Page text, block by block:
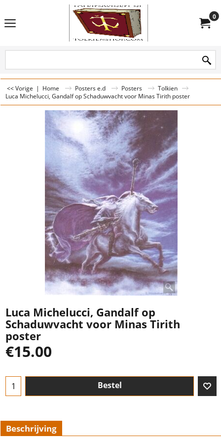
0
<< Vorige | Home Posters e.d Posters
Tolkien
Luca Michelucci, Gandalf op Schaduwvacht voor Minas Tirith poster
Luca Michelucci, Gandalf op
Schaduwvacht voor Minas Tirith
poster
€15.00
Bestel
Beschrijving